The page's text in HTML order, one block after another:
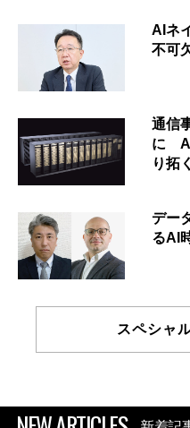
AIネ
不可
通信
に AI
り拓く
デー
るAI
スペシャ